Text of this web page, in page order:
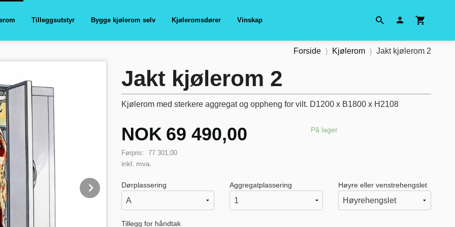
Tilleggsutstyr Bygge kjølerom selv Kjøleromsdører Vinskap
Forside Kjølerom Jakt kjølerom 2
Next
Jakt kjølerom 2
Kjølerom med sterkere aggregat og oppheng for vilt. D1200 x B1800 x H2108
Tilbud
NOK 69 490,00
Førpris: 77 301,00
inkl. mva.
På lager
Dørplassering Aggregatplassering Høyre eller venstrehengslet
Tillegg for håndtak